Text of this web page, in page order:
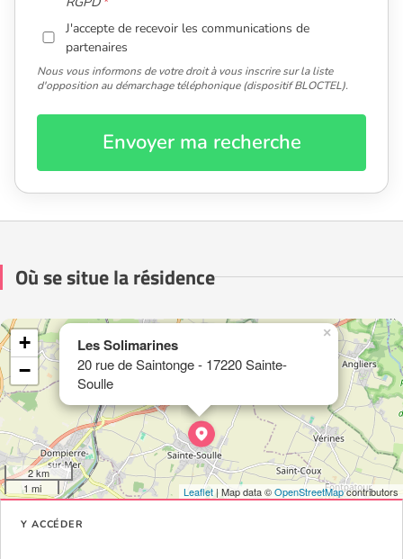
J'accepte de recevoir les communications de
partenaires
Nous vous informons de votre droit à vous inscrire sur la liste
d'opposition au démarchage téléphonique (dispositif BLOCTEL).
Envoyer ma recherche
Où se situe la résidence
Les Solimarines
20 rue de Saintonge - 17220 Sainte-
Soulle
×
+
−
2 km
1 mi
Leaflet | Map data ©OpenStreetMapcontributors
Y ACCÉDER